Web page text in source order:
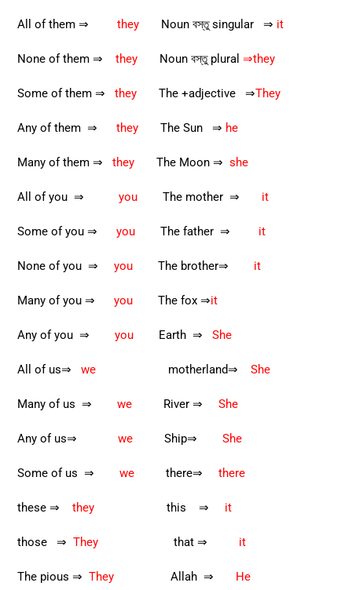
All of them ⇒they Noun বস্তু singular ⇒ it
None of them ⇒ they Noun বস্তু plural⇒they
Some of them ⇒they The +adjective ⇒They
Any of them ⇒ they The Sun ⇒ he
Many of them ⇒ they The Moon ⇒she
All of you ⇒ you The mother ⇒ it
Some of you ⇒ you The father ⇒ it
None of you ⇒ you The brother⇒ it
Many of you ⇒ you The fox ⇒it
Any of you ⇒ you Earth ⇒ She
All of us⇒we motherland⇒She
Many of us ⇒ we River ⇒ She
Any of us⇒ we Ship⇒ She
Some of us ⇒ we there⇒ there
these ⇒ they this ⇒ it
those ⇒ They that ⇒ it
The pious ⇒They Allah ⇒ He